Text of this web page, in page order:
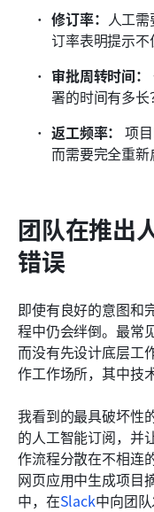
修订率： 人工
订率表明提示不
审批周转时间：
署的时间有多长
返工频率： 项
而需要完全重新
团队在推出
错误
即使有良好的意图和
程中仍会绊倒。最常
而没有先设计底层工
作工作场所，其中技
我看到的最具破坏性
的人工智能订阅，并
作流程分散在不相连
网页应用中生成项目
中，在Slack中向团